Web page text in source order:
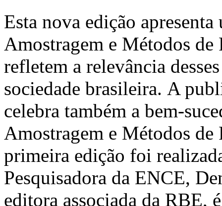
Esta nova edição
Amostragem e Métodos de
refletem a relevância
sociedade brasileira. A
celebra também a bem-
Amostragem e Métodos
primeira edição foi
Pesquisadora da ENCE,
editora associada da RBE,